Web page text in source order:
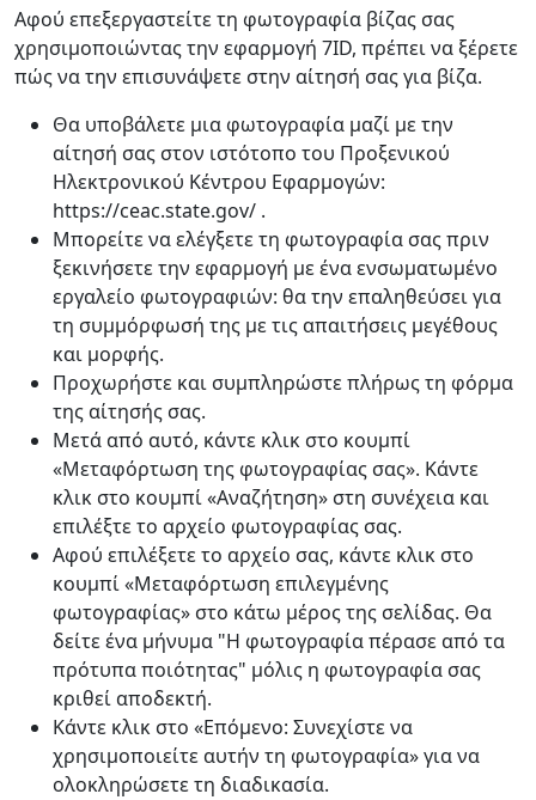
Αφού επεξεργαστείτε τη φωτογραφία βίζας σας
χρησιμοποιώντας την εφαρμογή 7ID, πρέπει να ξέρετε
πώς να την επισυνάψετε στην αίτησή σας για βίζα.
Θα υποβάλετε μια φωτογραφία μαζί με την
αίτησή σας στον ιστότοπο του Προξενικού
Ηλεκτρονικού Κέντρου Εφαρμογών:
https://ceac.state.gov/ .
Μπορείτε να ελέγξετε τη φωτογραφία σας πριν
ξεκινήσετε την εφαρμογή με ένα ενσωματωμένο
εργαλείο φωτογραφιών: θα την επαληθεύσει για
τη συμμόρφωσή της με τις απαιτήσεις μεγέθους
και μορφής.
Προχωρήστε και συμπληρώστε πλήρως τη φόρμα
της αίτησής σας.
Μετά από αυτό, κάντε κλικ στο κουμπί
«Μεταφόρτωση της φωτογραφίας σας». Κάντε
κλικ στο κουμπί «Αναζήτηση» στη συνέχεια και
επιλέξτε το αρχείο φωτογραφίας σας.
Αφού επιλέξετε το αρχείο σας, κάντε κλικ στο
κουμπί «Μεταφόρτωση επιλεγμένης
φωτογραφίας» στο κάτω μέρος της σελίδας. Θα
δείτε ένα μήνυμα "Η φωτογραφία πέρασε από τα
πρότυπα ποιότητας" μόλις η φωτογραφία σας
κριθεί αποδεκτή.
Κάντε κλικ στο «Επόμενο: Συνεχίστε να
χρησιμοποιείτε αυτήν τη φωτογραφία» για να
ολοκληρώσετε τη διαδικασία.